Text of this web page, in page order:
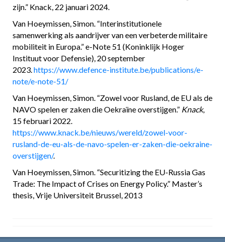
zijn.” Knack, 22 januari 2024.
Van Hoeymissen, Simon. “Interinstitutionele
samenwerking als aandrijver van een verbeterde militaire
mobiliteit in Europa.” e-Note 51 (Koninklijk Hoger
Instituut voor Defensie), 20 september
2023.https://www.defence-institute.be/publications/e-
note/e-note-51/
Van Hoeymissen, Simon. “Zowel voor Rusland, de EU als de
NAVO spelen er zaken die Oekraïne overstijgen.” Knack,
15 februari 2022.
https://www.knack.be/nieuws/wereld/zowel-voor-
rusland-de-eu-als-de-navo-spelen-er-zaken-die-oekraine-
overstijgen/.
Van Hoeymissen, Simon. “Securitizing the EU-Russia Gas
Trade: The Impact of Crises on Energy Policy.” Master’s
thesis, Vrije Universiteit Brussel, 2013